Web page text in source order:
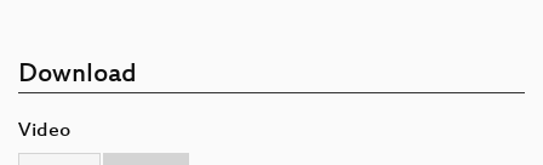
Download
Video